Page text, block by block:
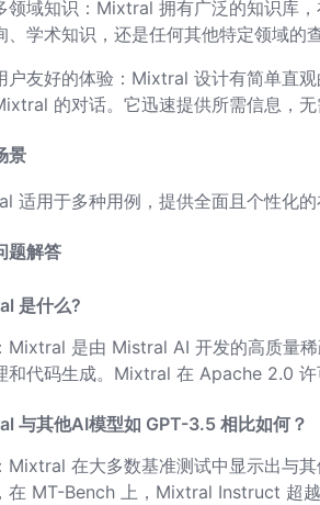
领域知识：Mixtral 拥有广泛的知识库
、学术知识，还是任何其他特定领域
户友好的体验：Mixtral 设计有简单直
的对话。它迅速提供所需信息，
景
适用于多种用例，提供全面且个性化
题解答
是什么?
Mixtral 是由 Mistral AI 开发的高质量
和代码生成。Mixtral 在 Apache 2.0
与其他AI模型如 GPT-3.5 相比如何？
Mixtral 在大多数基准测试中显示出与
在 MT-Bench 上，Mixtral Instruct 超